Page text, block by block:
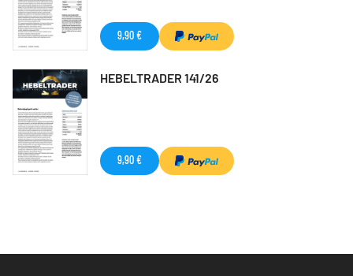
9,90 €
HEBELTRADER 141/26
9,90 €